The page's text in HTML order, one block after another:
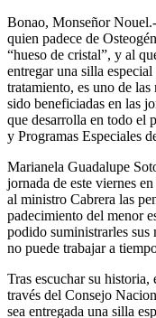
Bonao, Monseñor
quien padece de
“hueso de cristal”, y al
entregar una silla
tratamiento, es uno de las
sido beneficiadas en las
que desarrolla en todo el
y Programas Especiales
Marianela Guadalupe
jornada de este viernes
al ministro Cabrera las
padecimiento del menor
podido suministrarles sus
no puede trabajar a
Tras escuchar su
través del Consejo
sea entregada una silla